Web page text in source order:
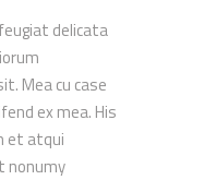
delicata
Mea cu case
ex mea. His
et atqui
nonumy